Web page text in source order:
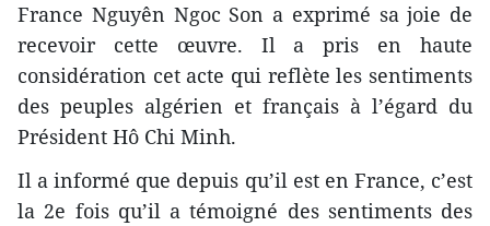
France Nguyên Ngoc Son a exprimé sa joie de
recevoir cette œuvre. Il a pris en haute
considération cet acte qui reflète les sentiments
des peuples algérien et français à l’égard du
Président Hô Chi Minh.
Il a informé que depuis qu’il est en France, c’est
la 2e fois qu’il a témoigné des sentiments des